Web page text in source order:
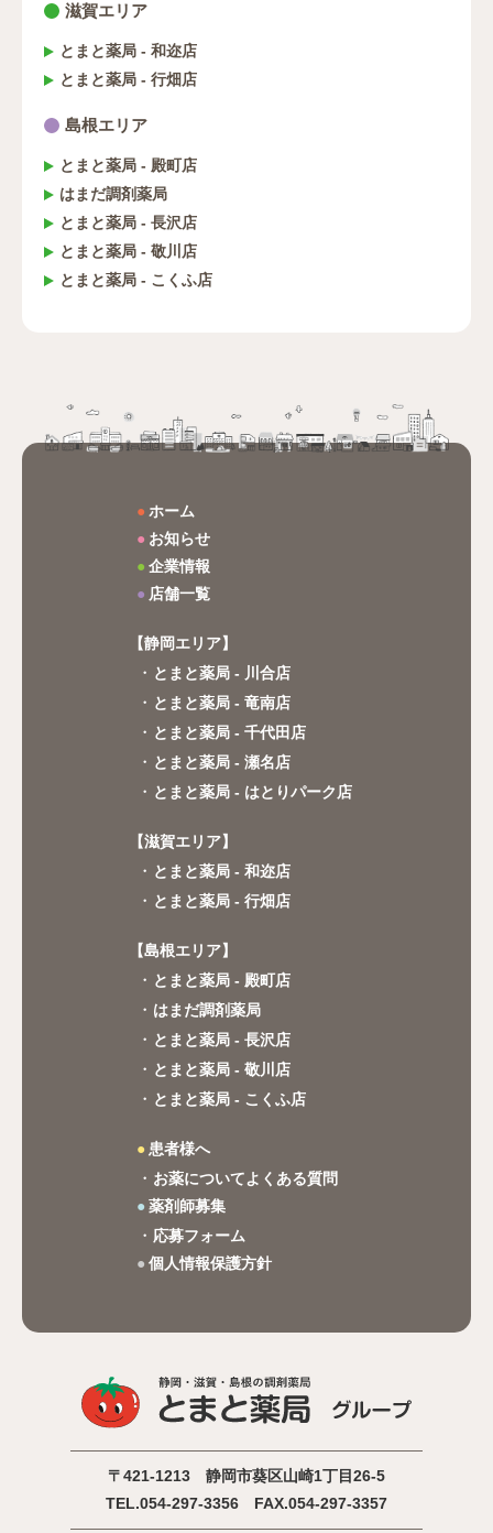
滋賀エリア
とまと薬局 - 和迩店
とまと薬局 - 行畑店
島根エリア
とまと薬局 - 殿町店
はまだ調剤薬局
とまと薬局 - 長沢店
とまと薬局 - 敬川店
とまと薬局 - こくふ店
ホーム
お知らせ
企業情報
店舗一覧
【静岡エリア】
とまと薬局 - 川合店
とまと薬局 - 竜南店
とまと薬局 - 千代田店
とまと薬局 - 瀬名店
とまと薬局 - はとりパーク店
【滋賀エリア】
とまと薬局 - 和迩店
とまと薬局 - 行畑店
【島根エリア】
とまと薬局 - 殿町店
はまだ調剤薬局
とまと薬局 - 長沢店
とまと薬局 - 敬川店
とまと薬局 - こくふ店
患者様へ
お薬についてよくある質問
薬剤師募集
応募フォーム
個人情報保護方針
〒421-1213 静岡市葵区山崎1丁目26-5
TEL.054-297-3356 FAX.054-297-3357